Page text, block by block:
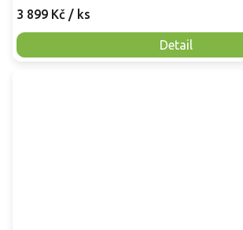
3 899 Kč / ks
Detail